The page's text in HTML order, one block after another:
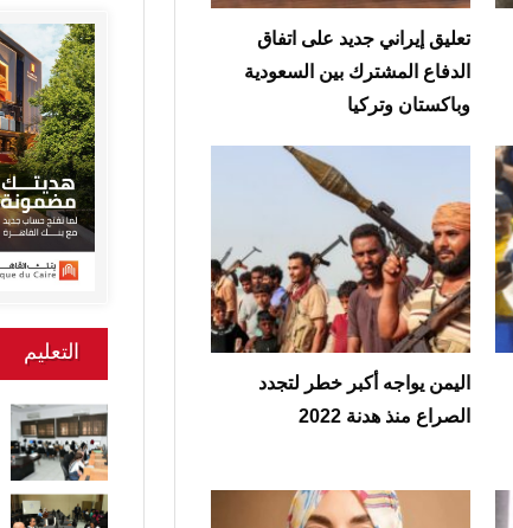
تعليق إيراني جديد على اتفاق
الدفاع المشترك بين السعودية
وباكستان وتركيا
اليمن يواجه أكبر خطر لتجدد
الصراع منذ هدنة 2022
التعليم